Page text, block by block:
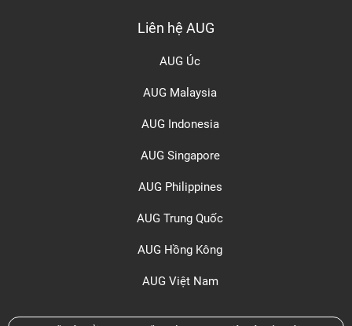
Liên hệ AUG
AUG Úc
AUG Malaysia
AUG Indonesia
AUG Singapore
AUG Philippines
AUG Trung Quốc
AUG Hồng Kông
AUG Việt Nam